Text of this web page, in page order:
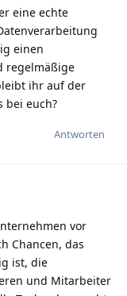
eine echte
einen
regelmäßige
ihr auf der
bei euch?
Antworten
vor
Chancen, das
ist, die
und Mitarbeiter